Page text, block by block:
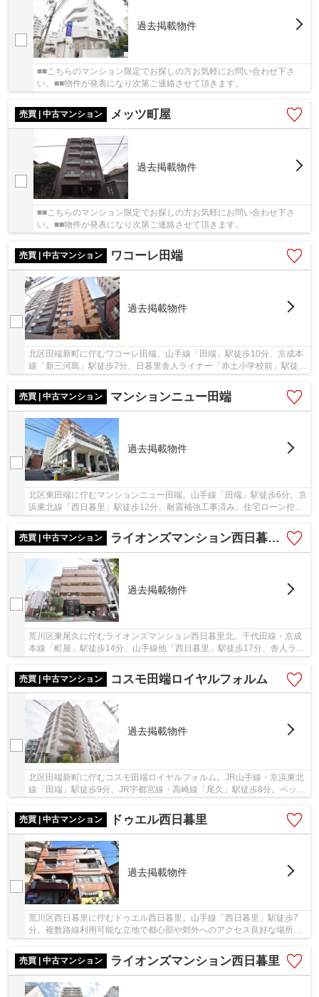
過去掲載物件
■■こちらのマンション限定でお探しの方お気軽にお問い合わせ下さ
い。■■物件が発表になり次第ご連絡させて頂きます。
売買 | 中古マンション メッツ町屋
過去掲載物件
■■こちらのマンション限定でお探しの方お気軽にお問い合わせ下さ
い。■■物件が発表になり次第ご連絡させて頂きます。
売買 | 中古マンション ワコーレ田端
過去掲載物件
北区田端新町に佇むワコーレ田端。山手線「田端」駅徒歩10分、京成本
線「新三河島」駅徒歩7分、日暮里舎人ライナー「赤土小学校前」駅徒歩
売買 | 中古マンション
マンションニュー田端
過去掲載物件
北区東田端に佇むマンションニュー田端。山手線「田端」駅徒歩6分。京
浜東北線「西日暮里」駅徒歩12分。耐震補強工事済み。住宅ローン控除
売買 | 中古マンション
ライオンズマンション西日暮里北
過去掲載物件
荒川区東尾久に佇むライオンズマンション西日暮里北。千代田線・京成
本線「町屋」駅徒歩14分、山手線他「西日暮里」駅徒歩17分、舎人ライ
ナー「赤土小学校前」駅徒歩2分。平成元年築、...
売買 | 中古マンション
コスモ田端ロイヤルフォルム
過去掲載物件
北区田端新町に佇むコスモ田端ロイヤルフォルム。JR山手線・京浜東北
線「田端」駅徒歩9分、JR宇都宮線・高崎線「尾久」駅徒歩8分。ペット
売買 | 中古マンション
ドゥエル西日暮里
過去掲載物件
荒川区西日暮里に佇むドゥエル西日暮里。山手線「西日暮里」駅徒歩7
分。複数路線利用可能な立地で都心部や郊外へのアクセス良好な場所。
売買 | 中古マンション
ライオンズマンション西日暮里